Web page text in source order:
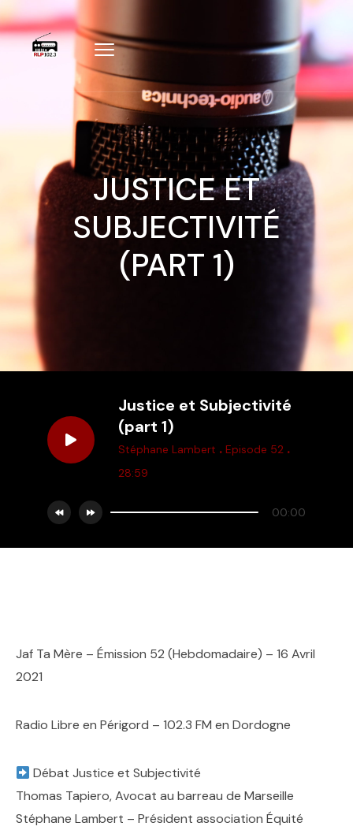
JUSTICE ET
SUBJECTIVITÉ
(PART 1)
Justice et Subjectivité
(part 1)
Stéphane Lambert . Episode 52 .
28:59
00:00
Jaf Ta Mère – Émission 52 (Hebdomadaire) – 16 Avril
2021
Radio Libre en Périgord – 102.3 FM en Dordogne
Débat Justice et Subjectivité
Thomas Tapiero, Avocat au barreau de Marseille
Stéphane Lambert – Président association Équité